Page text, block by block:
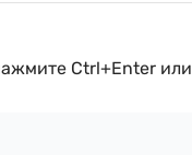
Ctrl+Enter или